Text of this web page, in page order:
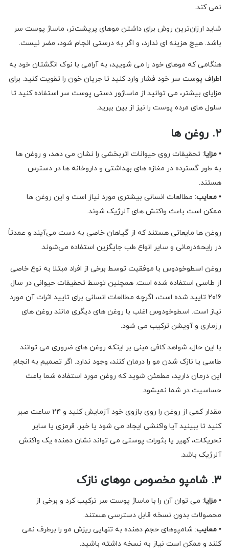
نمی کند.
شاید ارزان‌ترین روش برای داشتن موهای پرپشت‌تر، ماساژ پوست سر
باشد. هیچ هزینه ای ندارد، و اگر به درستی انجام شود، مضر نیست.
هنگامی که موهای خود را می شویید، به آرامی با نوک انگشتان خود به
اطراف پوست سر خود فشار وارد کنید تا جریان خون را تقویت کنید. برای
مزایای بیشتر، می توانید از ماساژور دستی پوست سر استفاده کنید تا
سلول های مرده پوست را نیز از بین ببرید.
۲. روغن ها
• مزایا: تحقیقات روی حیوانات اثربخشی را نشان می دهد، و روغن ها
به طور گسترده در مغازه های بهداشتی و داروخانه ها در دسترس
هستند.
• معایب: مطالعات انسانی بیشتری مورد نیاز است و این روغن ها
ممکن است باعث واکنش های آلرژیک شوند.
روغن ها مایعاتی هستند که از گیاهان خاصی به دست می‌آیند و عمدتاً
در رایحه‌درمانی و سایر انواع طب جایگزین استفاده می‌شوند.
روغن اسطوخودوس با موفقیت توسط برخی از افراد مبتلا به نوع خاصی
از طاسی استفاده شده است. همچنین توسط تحقیقات حیوانی در سال
۲۰۱۶ تایید شده است، اگرچه مطالعات انسانی برای تایید اثرات آن مورد
نیاز است. اسطوخودوس اغلب با روغن های دیگری مانند روغن های
رزماری و آویشن ترکیب می شود.
با این حال، شواهد کافی مبنی بر اینکه روغن های ضروری می توانند
طاسی یا نازک شدن مو را درمان کنند، وجود ندارد. اگر تصمیم به انجام
این درمان دارید، مطمئن شوید که روغن مورد استفاده شما باعث
حساسیت در شما نمیشود.
مقدار کمی از روغن را روی بازوی خود آزمایش کنید و ۲۴ ساعت صبر
کنید تا ببینید آیا واکنشی ایجاد می شود یا خیر. قرمزی یا سایر
تحریکات، کهیر یا بثورات پوستی می تواند نشان دهنده یک واکنش
آلرژیک باشد.
۳. شامپو مخصوص موهای نازک
• مزایا: می توان آن را با ماساژ پوست سر ترکیب کرد و برخی از
محصولات بدون نسخه قابل دسترسی هستند.
• معایب: شامپوهای حجم دهنده به تنهایی ریزش مو را برطرف نمی
کنند و ممکن است نیاز به نسخه داشته باشید.